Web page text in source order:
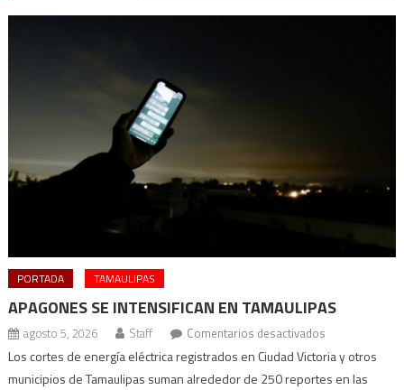
PORTADA TAMAULIPAS
APAGONES SE INTENSIFICAN EN TAMAULIPAS
agosto 5, 2026 Staff Comentarios desactivadosen
Apagones
se
Los cortes de energía eléctrica registrados en Ciudad Victoria y otros
municipios de Tamaulipas suman alrededor de 250 reportes en las